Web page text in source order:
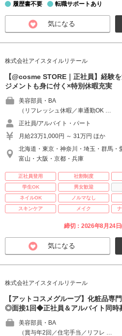
履歴書不要 転職サポートあり
気になる
株式会社アイスタイルリテール
【@cosme STORE｜正社員】経験
ジメントも身に付く×特別休暇充実
美容部員・BA
（リフレッシュ休暇／車通勤OK …
正社員/アルバイト・パート
月給23万1,000円 ～ 31万円 ほか
北海道・東京・神奈川・埼玉・群馬・
富山・大阪・京都・兵庫
正社員登用 社割制度
学生OK
男女歓迎
ネイルOK
ノルマなし
スキンケア
メイク
締切：2026年8月24
気になる
株式会社アイスタイルリテール
【アットコスメグループ】化粧品
◎面接1回◆正社員＆アルバイト同時
美容部員・BA
（賞与年2回／住宅手当／リフレ …